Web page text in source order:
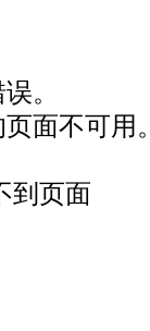
。
面不可用。
到页面